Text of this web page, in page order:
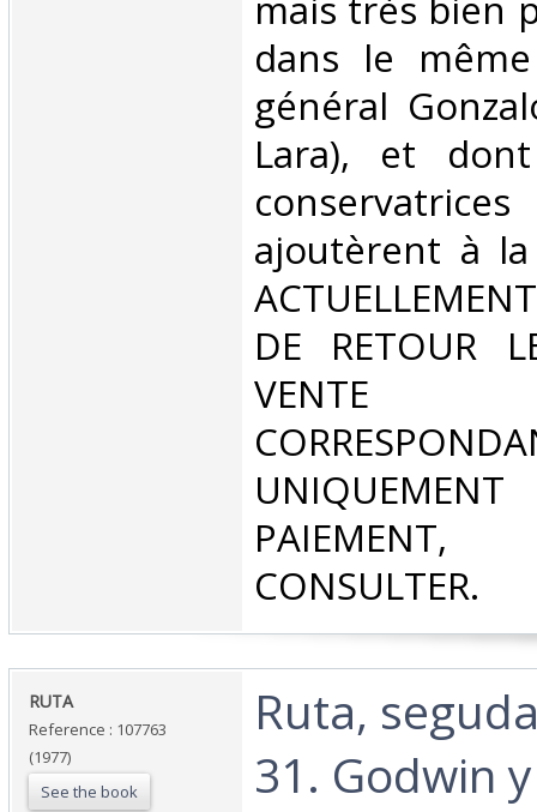
dans le
général
Lara), et
ajoutèrent à
DE RETOUR
CONSULTER.‎
‎RUTA ‎
Reference : 107763
(1977)
See the book
‎Ruta,
31. Godwin